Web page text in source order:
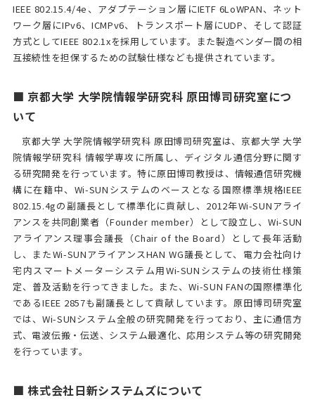
IEEE 802.15.4/4e、アダプテーション層にIETF 6LoWPAN、ネット
ワーク層にIPv6、ICMPv6、トランスポート層にUDP、そして認証
方式としてIEEE 802.1xを採用しています。また製造ベンダー間の相
互接続性を担保するための試験仕様なども提供されています。
■ 京都大学 大学院情報学研究科 原田博司研究室につ
いて
京都大学 大学院情報学研究科 原田博司研究室は、京都大学 大学
院情報学研究科 情報学専攻に所属し、ディジタル通信分野に関す
る研究開発を行っています。特に原田博司教授は、情報通信研究機
構に在籍中、Wi-SUNシステムのベースとなる国際標準規格IEEE
802.15.4gの副議長として標準化に貢献し、2012年Wi-SUNアライ
アンスを共同創業者（Founder member）として設立し、Wi-SUN
アライアンス理事会議長（Chair of the Board）として長年活動
し、またWi-SUNアライアンスHAN WG議長として、電力会社向け
宅内スマートメーターシステム用Wi-SUNシステムの技術仕様策
定、普及活動を行ってきました。また、Wi-SUN FANの国際標準化
であるIEEE 2857も副議長として貢献しています。原田博司研究室
では、Wi-SUNシステム全般の研究開発を行っており、主に通信方
式、電波伝搬・伝送、システム最適化、応用システム等の研究開発
を行っています。
■ 株式会社日新システムズについて